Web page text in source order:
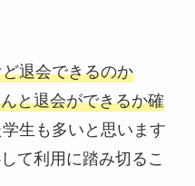
退会できるのか
と退会ができるか確
生も多いと思います
て利用に踏み切るこ